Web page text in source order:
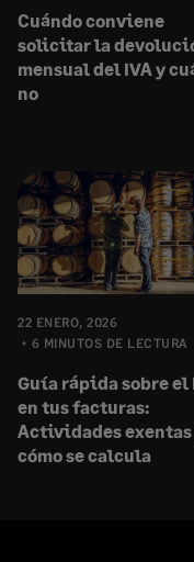
Cuándo conviene
solicitar la
mensual del IVA y
no
22 ENERO, 2026
6 MINUTOS DE LECTURA
Guía rápida sobre el
en tus facturas:
Actividades exentas
cómo se calcula